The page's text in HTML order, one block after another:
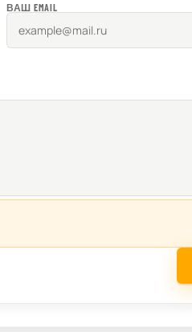
ВАШ EMAIL